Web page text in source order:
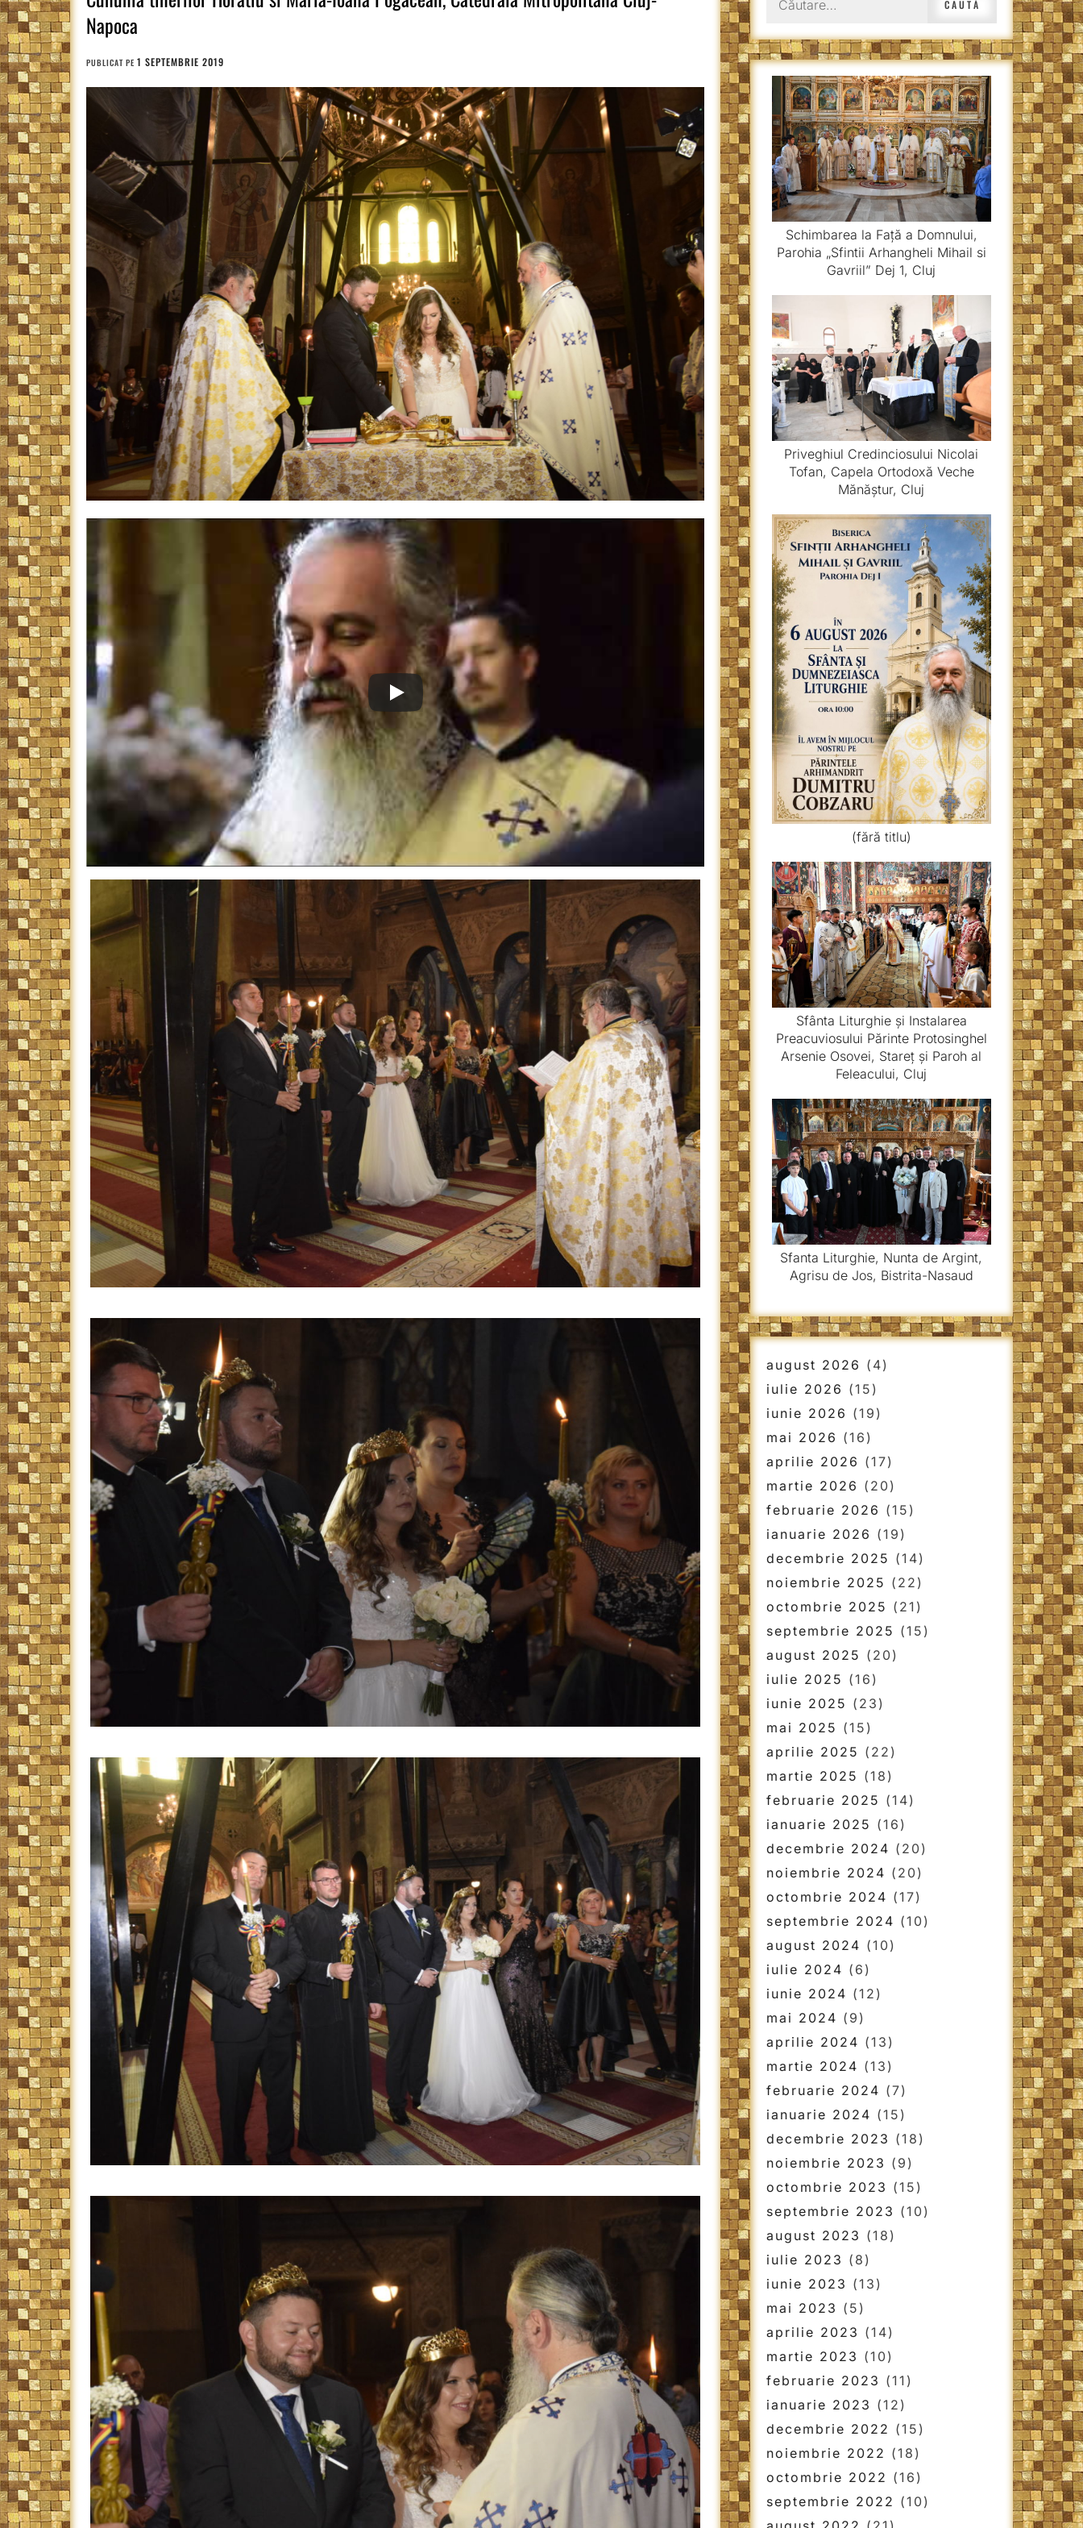
Napoca
PUBLICAT PE 1 SEPTEMBRIE 2019
după:
Schimbarea la Față a Domnului,
Parohia „Sfintii Arhangheli Mihail si
Gavriil” Dej 1, Cluj
Priveghiul Credinciosului Nicolai
Tofan, Capela Ortodoxă Veche
Mănăștur, Cluj
(fără titlu)
Sfânta Liturghie și Instalarea
Preacuviosului Părinte Protosinghel
Arsenie Osovei, Stareț și Paroh al
Feleacului, Cluj
Sfanta Liturghie, Nunta de Argint,
Agrisu de Jos, Bistrita-Nasaud
august 2026 (4)
iulie 2026 (15)
iunie 2026 (19)
mai 2026 (16)
aprilie 2026 (17)
martie 2026 (20)
februarie 2026 (15)
ianuarie 2026 (19)
decembrie 2025 (14)
noiembrie 2025 (22)
octombrie 2025 (21)
septembrie 2025 (15)
august 2025 (20)
iulie 2025 (16)
iunie 2025 (23)
mai 2025 (15)
aprilie 2025 (22)
martie 2025 (18)
februarie 2025 (14)
ianuarie 2025 (16)
decembrie 2024 (20)
noiembrie 2024 (20)
octombrie 2024 (17)
septembrie 2024 (10)
august 2024 (10)
iulie 2024 (6)
iunie 2024 (12)
mai 2024 (9)
aprilie 2024 (13)
martie 2024 (13)
februarie 2024 (7)
ianuarie 2024 (15)
decembrie 2023 (18)
noiembrie 2023 (9)
octombrie 2023 (15)
septembrie 2023 (10)
august 2023 (18)
iulie 2023 (8)
iunie 2023 (13)
mai 2023 (5)
aprilie 2023 (14)
martie 2023 (10)
februarie 2023 (11)
ianuarie 2023 (12)
decembrie 2022 (15)
noiembrie 2022 (18)
octombrie 2022 (16)
septembrie 2022 (10)